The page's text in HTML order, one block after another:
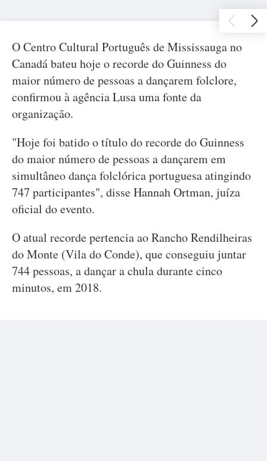
Ver esta publicação no Instagram
O Centro Cultural Português de Mississauga no
Canadá bateu hoje o recorde do Guinness do
maior número de pessoas a dançarem folclore,
confirmou à agência Lusa uma fonte da
organização.
"Hoje foi batido o título do recorde do Guinness
do maior número de pessoas a dançarem em
simultâneo dança folclórica portuguesa atingindo
747 participantes", disse Hannah Ortman, juíza
oficial do evento.
O atual recorde pertencia ao Rancho Rendilheiras
do Monte (Vila do Conde), que conseguiu juntar
744 pessoas, a dançar a chula durante cinco
minutos, em 2018.